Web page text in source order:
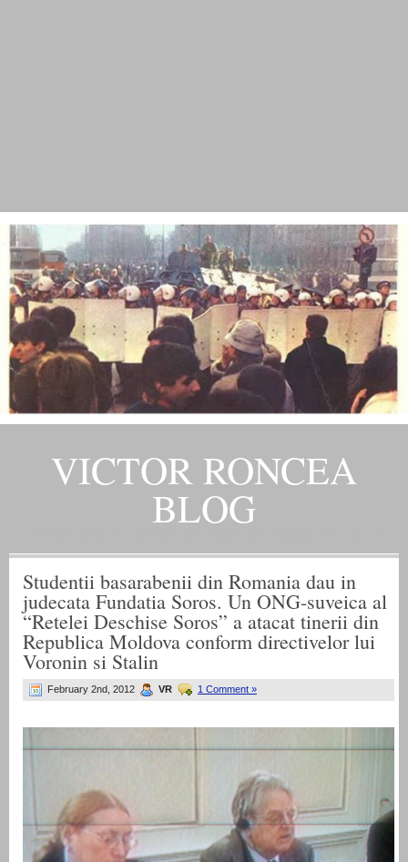
VICTOR RONCEA
BLOG
Studentii basarabenii din Romania dau in
judecata Fundatia Soros. Un ONG-suveica al
“Retelei Deschise Soros” a atacat tinerii din
Republica Moldova conform directivelor lui
Voronin si Stalin
February 2nd, 2012 VR 1 Comment »